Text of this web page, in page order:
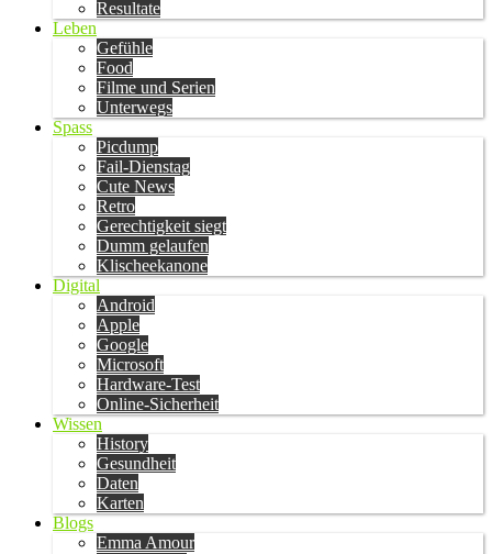
Resultate
Leben
Gefühle
Food
Filme und Serien
Unterwegs
Spass
Picdump
Fail-Dienstag
Cute News
Retro
Gerechtigkeit siegt
Dumm gelaufen
Klischeekanone
Digital
Android
Apple
Google
Microsoft
Hardware-Test
Online-Sicherheit
Wissen
History
Gesundheit
Daten
Karten
Blogs
Emma Amour